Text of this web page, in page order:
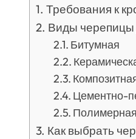
Требования к
Виды черепицы
Битумная
Цементно-
Полимерная
Как выбрать